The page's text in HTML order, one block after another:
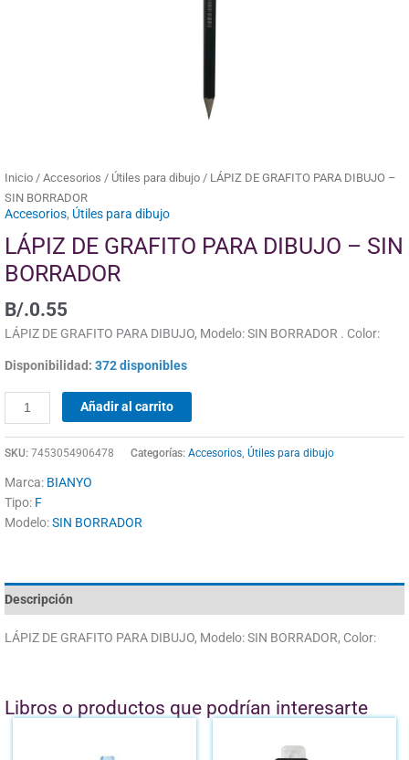
Inicio / Accesorios / Útiles para dibujo / LÁPIZ DE GRAFITO PARA DIBUJO –
SIN BORRADOR
Accesorios, Útiles para dibujo
LÁPIZ DE GRAFITO PARA DIBUJO – SIN
BORRADOR
B/.0.55
LÁPIZ DE GRAFITO PARA DIBUJO, Modelo: SIN BORRADOR . Color:
Disponibilidad: 372 disponibles
Añadir al carrito
SKU: 7453054906478 Categorías: Accesorios, Útiles para dibujo
Marca: BIANYO
Tipo: F
Modelo:SIN BORRADOR
Descripción
LÁPIZ DE GRAFITO PARA DIBUJO, Modelo: SIN BORRADOR, Color:
Libros o productos que podrían interesarte